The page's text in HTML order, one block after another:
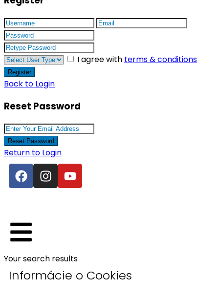
I agree with terms & conditions
Register
Back to Login
Reset Password
Reset Password
Return to Login
Your search results
Informácie o Cookies